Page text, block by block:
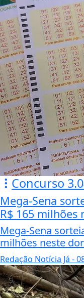
Concurso
Mega-Sena
R$ 165 milhões
Mega-Sena
milhões neste
Redação Notícia Já -